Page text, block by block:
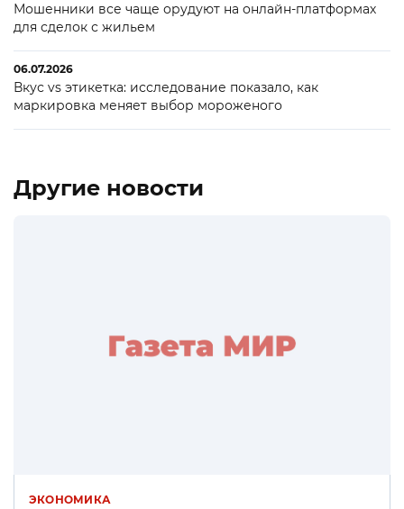
Мошенники все чаще орудуют на онлайн-платформах
для сделок с жильем
06.07.2026
Вкус vs этикетка: исследование показало, как
маркировка меняет выбор мороженого
Другие новости
ЭКОНОМИКА